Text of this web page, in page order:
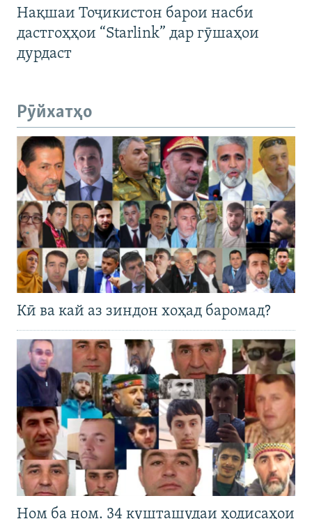
Нақшаи Тоҷикистон барои насби
дастгоҳҳои “Starlink” дар гӯшаҳои
дурдаст
Рӯйхатҳо
Кӣ ва кай аз зиндон хоҳад баромад?
Ном ба ном. 34 кушташудаи ҳодисаҳои